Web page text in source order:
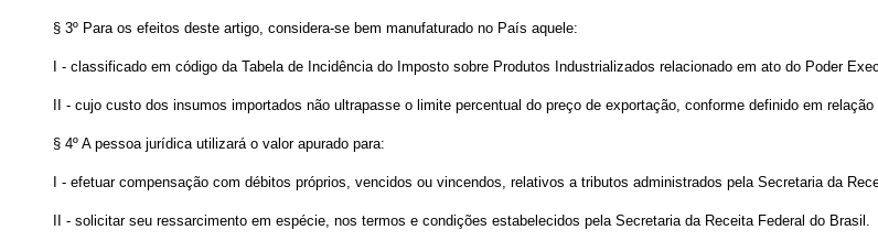
§ 3º Para os efeitos deste artigo, considera-se bem manufaturado no País aquele:
I - classificado em código da Tabela de Incidência do Imposto sobre Produtos Industrializados relacionado em ato do Poder
II - cujo custo dos insumos importados não ultrapasse o limite percentual do preço de exportação, conforme definido em
§ 4º A pessoa jurídica utilizará o valor apurado para:
I - efetuar compensação com débitos próprios, vencidos ou vincendos, relativos a tributos administrados pela Secretaria da
II - solicitar seu ressarcimento em espécie, nos termos e condições estabelecidos pela Secretaria da Receita Federal do Brasil.